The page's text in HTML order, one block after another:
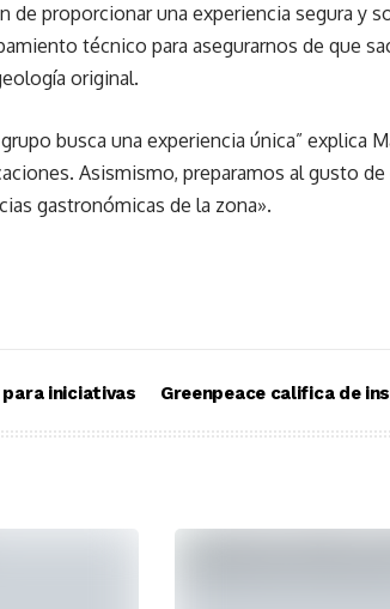
de proporcionar una experiencia segura y
técnico para asegurarnos de que
original.
busca una experiencia única” explica
Asismismo, preparamos al gusto
gastronómicas de la zona».
iniciativas
Greenpeace califica de